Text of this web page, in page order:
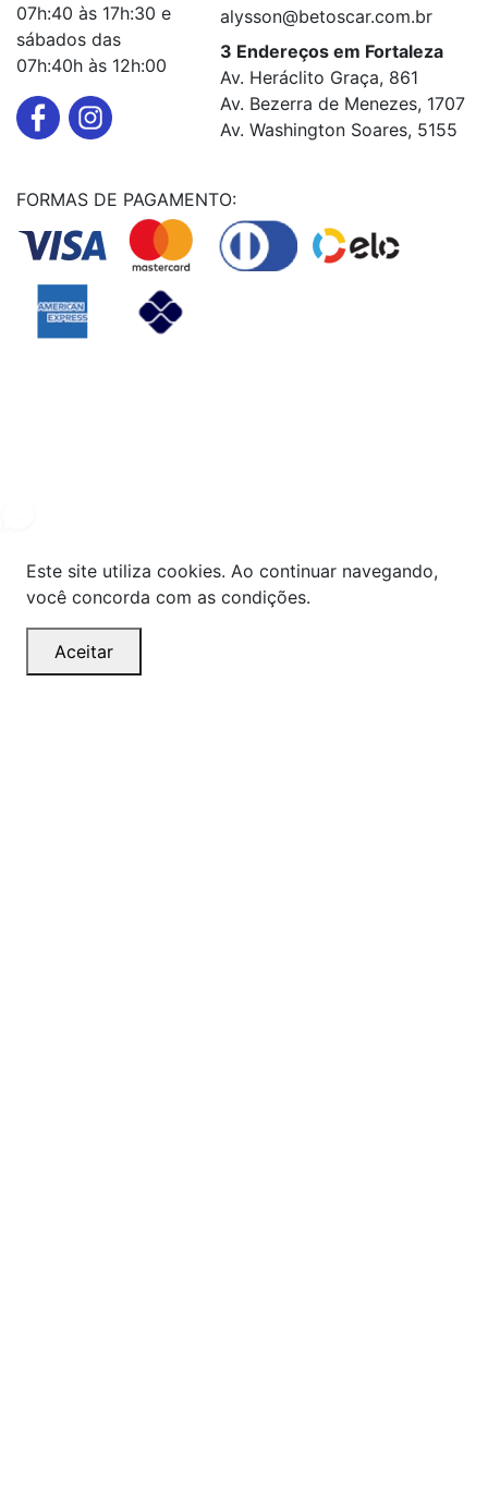
07h:40 às 17h:30 e
sábados das
07h:40h às 12h:00
alysson@betoscar.com.br
3 Endereços em Fortaleza
Av. Heráclito Graça, 861
Av. Bezerra de Menezes, 1707
Av. Washington Soares, 5155
FORMAS DE PAGAMENTO:
Este site utiliza cookies. Ao continuar navegando,
você concorda com as condições.
Aceitar